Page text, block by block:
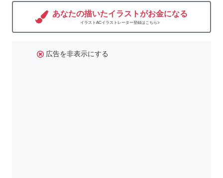
あなたの描いたイラストがお金になる
イラストACイラストレーター登録はこちら>
広告を非表示にする